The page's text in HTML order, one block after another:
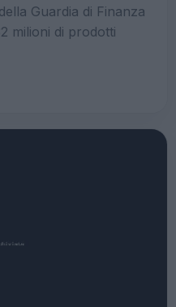
Guardia di Finanza
milioni di prodotti